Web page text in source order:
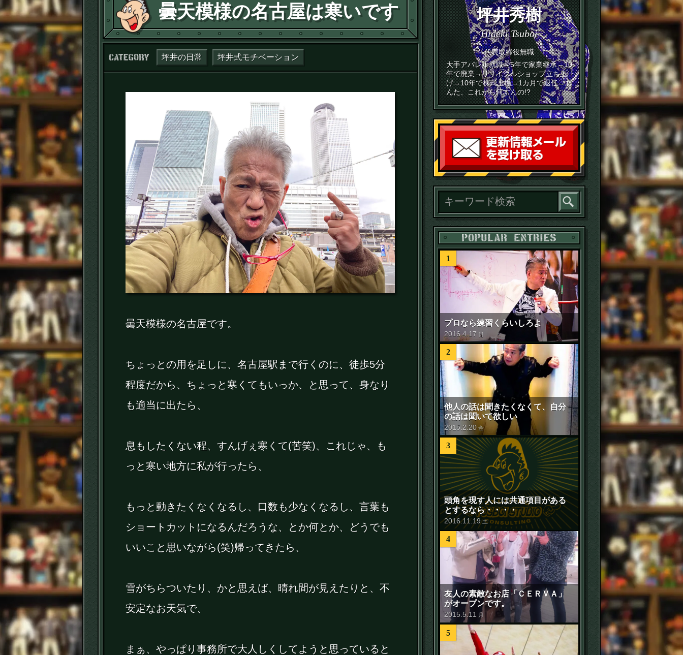
曇天模様の名古屋は寒いです
カテゴリー：
坪井の日常 坪井式モチベーション
曇天模様の名古屋です。
ちょっとの用を足しに、名古屋駅まで行くのに、徒歩5分
程度だから、ちょっと寒くてもいっか、と思って、身なり
も適当に出たら、
息もしたくない程、すんげぇ寒くて(苦笑)、これじゃ、も
っと寒い地方に私が行ったら、
もっと動きたくなくなるし、口数も少なくなるし、言葉も
ショートカットになるんだろうな、とか何とか、どうでも
いいこと思いながら(笑)帰ってきたら、
雪がちらついたり、かと思えば、晴れ間が見えたりと、不
安定なお天気で、
まぁ、やっぱり事務所で大人しくしてようと思っていると
坪井秀樹
Hideki Tsuboi
代表取締役無職
大手アパレル就職→5年で家業継承→10
年で廃業→リサイクルショップ立ち上
げ→10年で株式上場→1カ月で退任→あ
んた、これから何すんの!?
読者登録
POPULAR ENTRIES
1
プロなら練習くらいしろよ
2016 .4.17 日
2
他人の話は聞きたくなくて、自分
の話は聞いて欲しい
2015 2 20 金
3
頭角を現す人には共通項目がある
とするなら・・・・
2016.11.19 土
4
友人の素敵なお店「ＣＥＲＶＡ」
がオープンです。
2015 5.11 月
5